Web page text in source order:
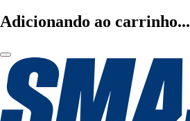
Adicionando ao carrinho...